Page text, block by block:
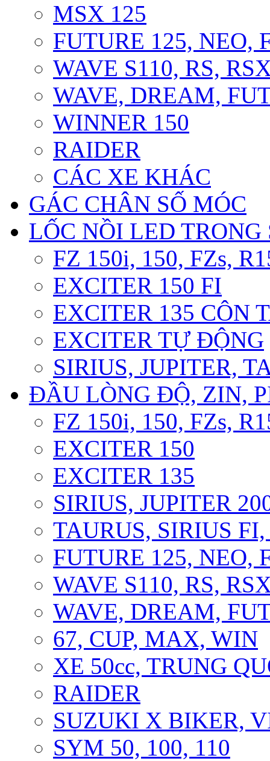
MSX 125
FUTURE 125, NEO,
WAVE S110, RS,
WAVE, DREAM,
WINNER 150
RAIDER
CÁC XE KHÁC
GÁC CHÂN SỐ MÓC
LỐC NỒI LED
FZ 150i, 150, FZs,
EXCITER 150 FI
EXCITER 135 CÔN
EXCITER TỰ ĐỘNG
SIRIUS, JUPITER,
ĐẦU LÒNG ĐỘ, ZIN,
FZ 150i, 150, FZs,
EXCITER 150
EXCITER 135
SIRIUS, JUPITER
TAURUS, SIRIUS
FUTURE 125, NEO,
WAVE S110, RS,
WAVE, DREAM,
67, CUP, MAX, WIN
XE 50cc, TRUNG
RAIDER
SUZUKI X BIKER,
SYM 50, 100, 110